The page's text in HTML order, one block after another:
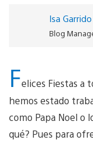
Isa Garrido
Blog
Felices Fiestas a
hemos estado
como Papa Noel o
qué? Pues para